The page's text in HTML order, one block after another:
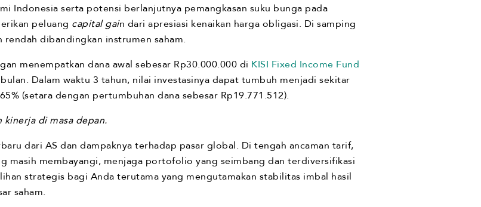
Indonesia serta potensi berlanjutnya pemangkasan suku bunga pada
peluang capital gain dari apresiasi kenaikan harga obligasi. Di samping
dibandingkan instrumen saham.
menempatkan dana awal sebesar Rp30.000.000 di KISI Fixed Income Fund
Dalam waktu 3 tahun, nilai investasinya dapat tumbuh menjadi sekitar
(setara dengan pertumbuhan dana sebesar Rp19.771.512).
di masa depan.
dari AS dan dampaknya terhadap pasar global. Di tengah ancaman tarif,
masih membayangi, menjaga portofolio yang seimbang dan terdiversifikasi
strategis bagi Anda terutama yang mengutamakan stabilitas imbal hasil
saham.